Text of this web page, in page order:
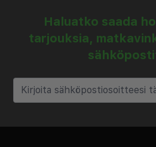
päivittäisen siivouksen.
nähtävyyksiin, lähde
rentoudu vain meren äärellä.
rentoutumista tai jännitystä,
on porttisi unohtumattomalle
Haluatko saada
tarjouksia,